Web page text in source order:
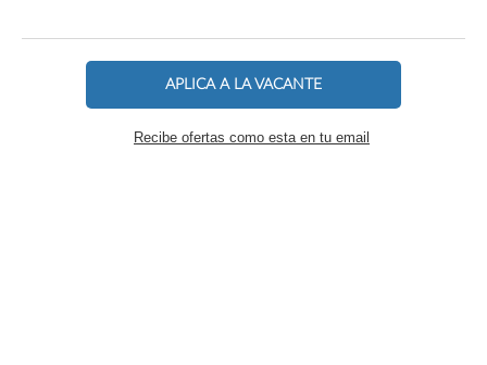
APLICA A LA VACANTE
Recibe ofertas como esta en tu email